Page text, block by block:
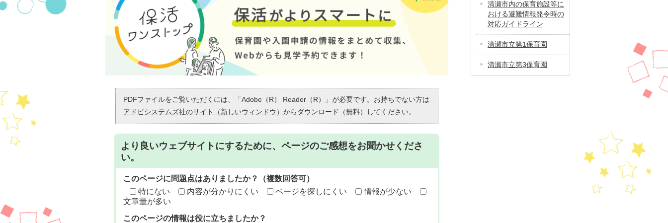
PDFファイルをご覧いただくには、「Adobe（R） Reader（R）」が必要です。お持ちでない方は
アドビシステムズ社のサイト（新しいウィンドウ） からダウンロード（無料）してください。
より良いウェブサイトにするために、ページのご感想をお聞かせくださ
い。
このページに問題点はありましたか？（複数回答可）
特にない
内容が分かりにくい ページを探しにくい
情報が少ない
文章量が多い
このページの情報は役に立ちましたか？
清瀬市内の保育施設等に
おける避難情報発令時の
対応ガイドライン
清瀬市立第1保育園
清瀬市立第3保育園